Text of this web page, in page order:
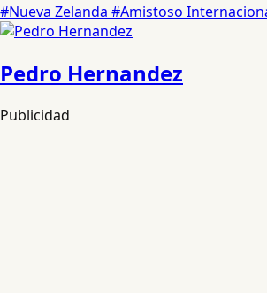
#Nueva Zelanda #Amistoso
Pedro Hernandez
Publicidad